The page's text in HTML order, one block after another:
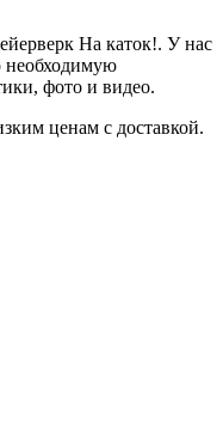
На каток!. У нас
необходимую
фото и видео.
ценам с доставкой.